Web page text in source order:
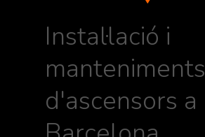
Instal·lació i
manteniments
d'ascensors a